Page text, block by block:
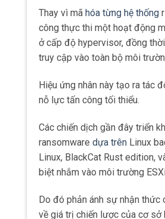
Thay vì mã hóa từng hệ thống
công thực thi một hoạt động
ở cấp độ hypervisor, đồng
truy cập vào toàn bộ môi
Hiệu ứng nhân này tạo ra tác
nỗ lực tấn công tối thiểu.
Các chiến dịch gần đây triển
ransomware dựa trên Linux
Linux, BlackCat Rust edition,
biệt nhắm vào môi trường
Do đó phản ánh sự nhận thức
về giá trị chiến lược của cơ sở